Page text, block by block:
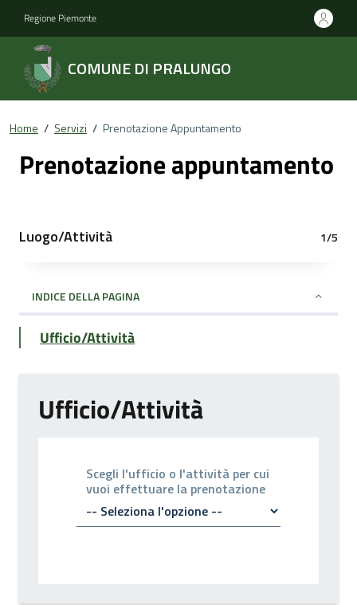
Regione Piemonte
COMUNE DI PRALUNGO
Home / Servizi / Prenotazione Appuntamento
Prenotazione appuntamento
Luogo/Attività 1/5
INDICE DELLA PAGINA
Ufficio/Attività
Ufficio/Attività
Scegli l'ufficio o l'attività per cui
vuoi effettuare la prenotazione